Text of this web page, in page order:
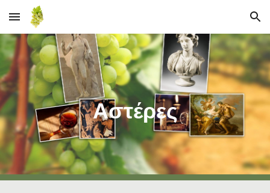
Skip to main content Skip to navigation
Αστέρες